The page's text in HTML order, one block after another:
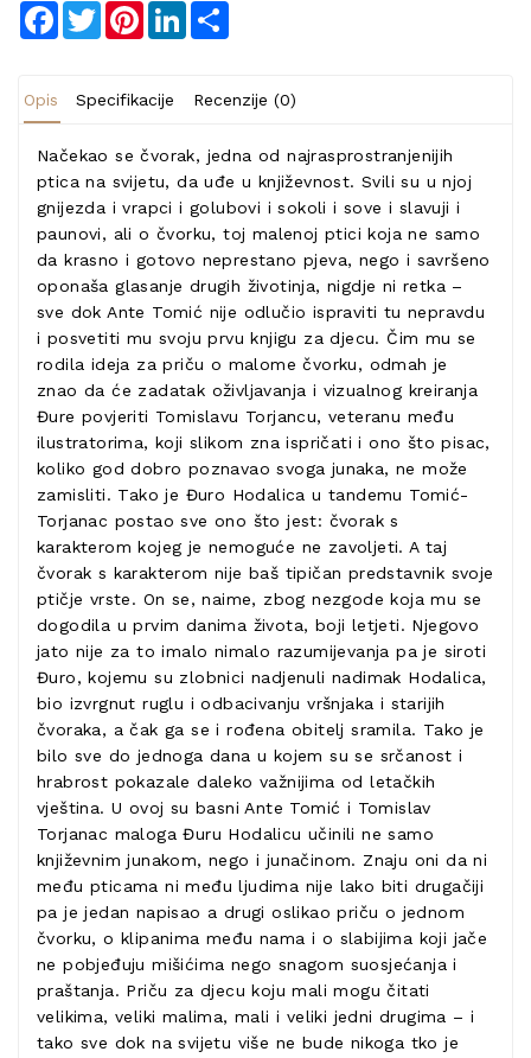
Facebook
TwitterPinterestLinkedIn
Opis Specifikacije Recenzije (0)
Načekao se čvorak, jedna od najrasprostranjenijih
ptica na svijetu, da uđe u književnost. Svili su u njoj
gnijezda i vrapci i golubovi i sokoli i sove i slavuji i
paunovi, ali o čvorku, toj malenoj ptici koja ne samo
da krasno i gotovo neprestano pjeva, nego i savršeno
oponaša glasanje drugih životinja, nigdje ni retka –
sve dok Ante Tomić nije odlučio ispraviti tu nepravdu
i posvetiti mu svoju prvu knjigu za djecu. Čim mu se
rodila ideja za priču o malome čvorku, odmah je
znao da će zadatak oživljavanja i vizualnog kreiranja
Đure povjeriti Tomislavu Torjancu, veteranu među
ilustratorima, koji slikom zna ispričati i ono što pisac,
koliko god dobro poznavao svoga junaka, ne može
zamisliti. Tako je Đuro Hodalica u tandemu Tomić-
Torjanac postao sve ono što jest: čvorak s
karakterom kojeg je nemoguće ne zavoljeti. A taj
čvorak s karakterom nije baš tipičan predstavnik svoje
ptičje vrste. On se, naime, zbog nezgode koja mu se
dogodila u prvim danima života, boji letjeti. Njegovo
jato nije za to imalo nimalo razumijevanja pa je siroti
Đuro, kojemu su zlobnici nadjenuli nadimak Hodalica,
bio izvrgnut ruglu i odbacivanju vršnjaka i starijih
čvoraka, a čak ga se i rođena obitelj sramila. Tako je
bilo sve do jednoga dana u kojem su se srčanost i
hrabrost pokazale daleko važnijima od letačkih
vještina. U ovoj su basni Ante Tomić i Tomislav
Torjanac maloga Đuru Hodalicu učinili ne samo
književnim junakom, nego i junačinom. Znaju oni da ni
među pticama ni među ljudima nije lako biti drugačiji
pa je jedan napisao a drugi oslikao priču o jednom
čvorku, o klipanima među nama i o slabijima koji jače
ne pobjeđuju mišićima nego snagom suosjećanja i
praštanja. Priču za djecu koju mali mogu čitati
velikima, veliki malima, mali i veliki jedni drugima – i
tako sve dok na svijetu više ne bude nikoga tko je